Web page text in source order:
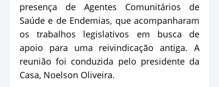
presença de Agentes Comunitários de
Saúde e de Endemias, que acompanharam
os trabalhos legislativos em busca de
apoio para uma reivindicação antiga. A
reunião foi conduzida pelo presidente da
Casa, Noelson Oliveira.